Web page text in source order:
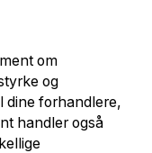
om
og
dine forhandlere,
handler også